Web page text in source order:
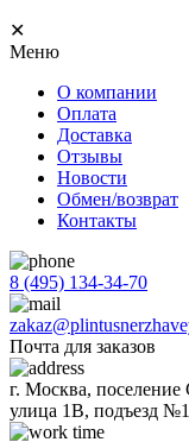
✕
Меню
О компании
Оплата
Доставка
Отзывы
Новости
Обмен/возврат
Контакты
8 (495) 134-34-70
Почта для заказов
г. Москва, поселение
улица 1В, подъезд